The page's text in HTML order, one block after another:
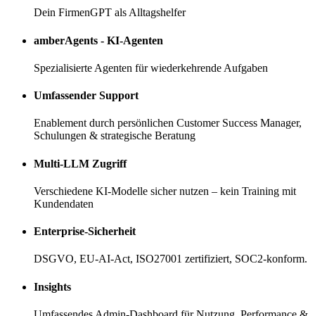
Dein FirmenGPT als Alltagshelfer
amberAgents - KI-Agenten
Spezialisierte Agenten für wiederkehrende Aufgaben
Umfassender Support
Enablement durch persönlichen Customer Success Manager,
Schulungen & strategische Beratung
Multi-LLM Zugriff
Verschiedene KI-Modelle sicher nutzen – kein Training mit
Kundendaten
Enterprise-Sicherheit
DSGVO, EU-AI-Act, ISO27001 zertifiziert, SOC2-konform.
Insights